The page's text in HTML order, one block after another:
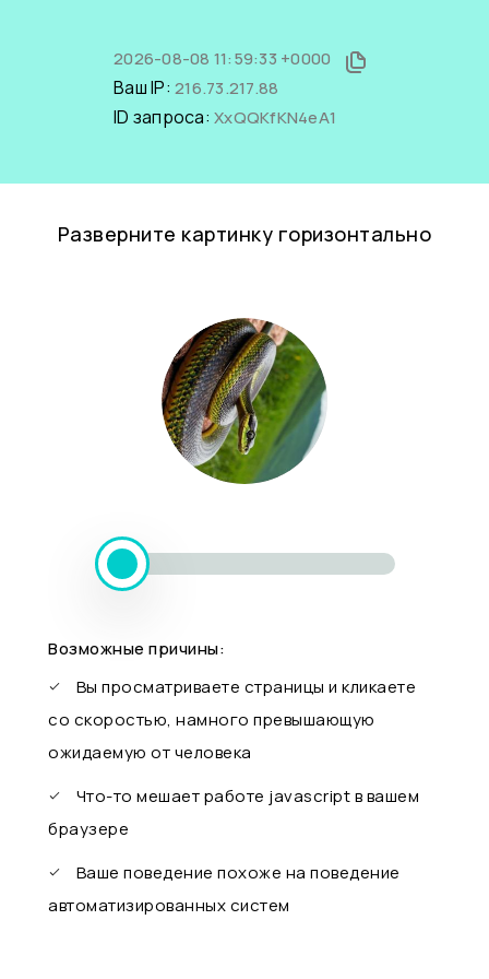
2026-08-08 11:59:33 +0000
Ваш IP: 216.73.217.88
ID запроса: XxQQKfKN4eA1
Разверните картинку горизонтально
Возможные причины:
Вы просматриваете страницы и кликаете
со скоростью, намного превышающую
ожидаемую от человека
Что-то мешает работе javascript в вашем
браузере
Ваше поведение похоже на поведение
автоматизированных систем